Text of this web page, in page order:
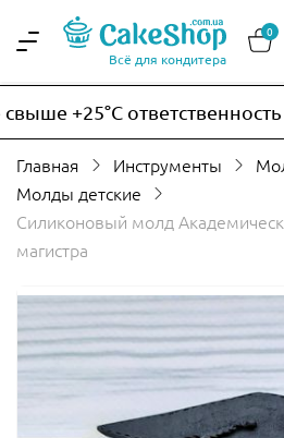
Всё для кондитера
0
+25°C ответственность
Главная Инструменты
Молды детские
Силиконовый молд
магистра